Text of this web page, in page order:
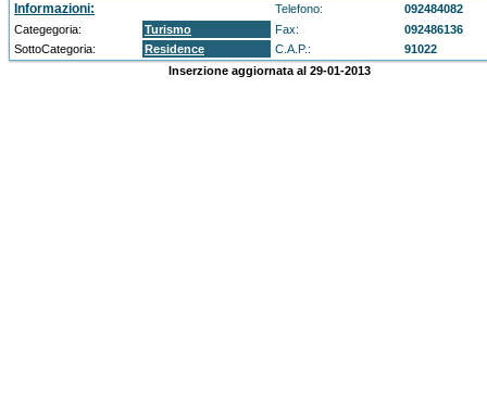
Informazioni: Telefono:
092484082
Categegoria:
Turismo Fax:
092486136
SottoCategoria:
Residence C.A.P.:
91022
Inserzione aggiornata al 29-01-2013